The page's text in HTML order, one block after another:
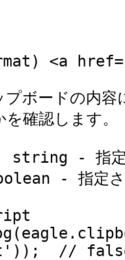
<a
プボードの内
確認します。
- 指定
- 指定さ
false